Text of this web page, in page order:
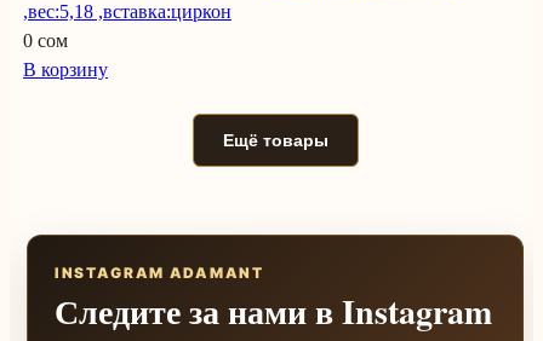
,вес:5,18 ,вставка:циркон
0 сом
В корзину
Ещё товары
INSTAGRAM ADAMANT
Следите за нами в Instagram